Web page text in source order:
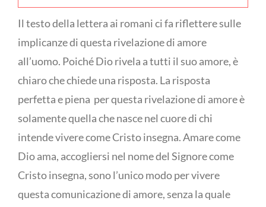
Il testo della lettera ai romani ci fa riflettere sulle
implicanze di questa rivelazione di amore
all’uomo. Poiché Dio rivela a tutti il suo amore, è
chiaro che chiede una risposta. La risposta
perfetta e piena per questa rivelazione di amore è
solamente quella che nasce nel cuore di chi
intende vivere come Cristo insegna. Amare come
Dio ama, accogliersi nel nome del Signore come
Cristo insegna, sono l’unico modo per vivere
questa comunicazione di amore, senza la quale